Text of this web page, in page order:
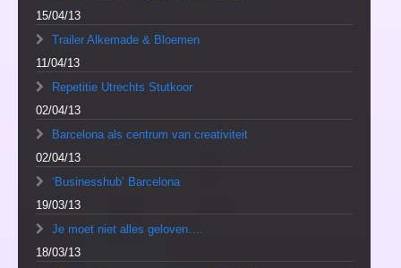
15/04/13
Trailer Alkemade & Bloemen
11/04/13
Repetitie Utrechts Stutkoor
02/04/13
Barcelona als centrum van creativiteit
02/04/13
‘Businesshub’ Barcelona
19/03/13
Je moet niet alles geloven….
18/03/13